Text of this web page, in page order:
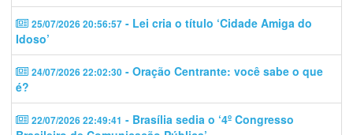
25/07/2026 20:56:57 - Lei cria o título ‘Cidade Amiga do
Idoso’
24/07/2026 22:02:30 - Oração Centrante: você sabe o que
é?
22/07/2026 22:49:41 - Brasília sedia o ‘4º Congresso